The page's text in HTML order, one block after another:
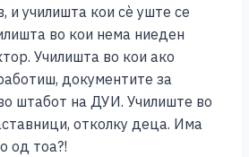
и училишта кои сѐ уште се
во кои нема ниеден
Училишта во кои ако
документите за
штабот на ДУИ. Училиште во
отколку деца. Има
од тоа?!